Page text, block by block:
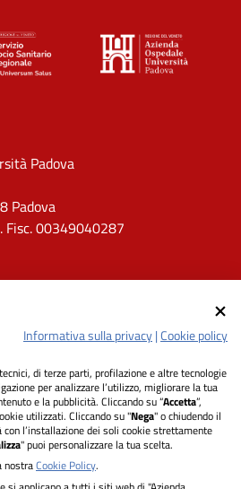
Padova
Padova
Fisc. 00349040287
Informativa sulla privacy|Cookie policy
di terze parti, profilazione e altre tecnologie
per analizzare l’utilizzo, migliorare la tua
e la pubblicità. Cliccando su “Accetta”,
utilizzati. Cliccando su "Nega" o chiudendo il
con l’installazione dei soli cookie strettamente
" puoi personalizzare la tua scelta.
nostraCookie Policy.